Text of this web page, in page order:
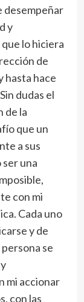
desempeñar
y
lo hiciera
de
hasta hace
dudas el
de la
que un
a sus
una
con mi
Cada uno
y de
se
mi accionar
con las